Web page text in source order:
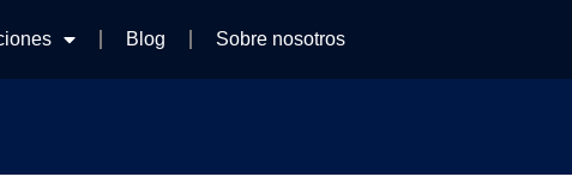
Blog Sobre nosotros